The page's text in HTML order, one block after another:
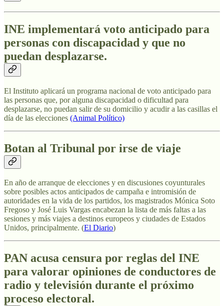
INE implementará voto anticipado para
personas con discapacidad y que no
puedan desplazarse.
El Instituto aplicará un programa nacional de voto anticipado para
las personas que, por alguna discapacidad o dificultad para
desplazarse, no puedan salir de su domicilio y acudir a las casillas el
día de las elecciones (Animal Político)
Botan al Tribunal por irse de viaje
En año de arranque de elecciones y en discusiones coyunturales
sobre posibles actos anticipados de campaña e intromisión de
autoridades en la vida de los partidos, los magistrados Mónica Soto
Fregoso y José Luis Vargas encabezan la lista de más faltas a las
sesiones y más viajes a destinos europeos y ciudades de Estados
Unidos, principalmente. (El Diario)
PAN acusa censura por reglas del INE
para valorar opiniones de conductores de
radio y televisión durante el próximo
proceso electoral.